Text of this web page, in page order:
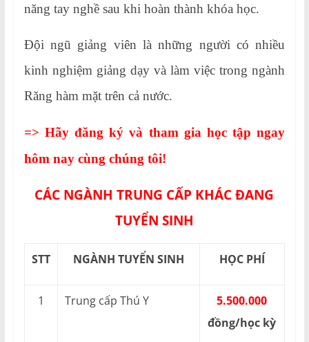
năng tay nghề sau khi hoàn thành khóa học.
Đội ngũ giảng viên là những người có nhiều
kinh nghiệm giảng dạy và làm việc trong ngành
Răng hàm mặt trên cả nước.
=> Hãy đăng ký và tham gia học tập ngay
hôm nay cùng chúng tôi!
CÁC NGÀNH TRUNG CẤP KHÁC ĐANG
TUYỂN SINH
STT NGÀNH TUYỂN SINH HỌC PHÍ
1 Trung cấp Thú Y
5.500.000
đồng/học kỳ